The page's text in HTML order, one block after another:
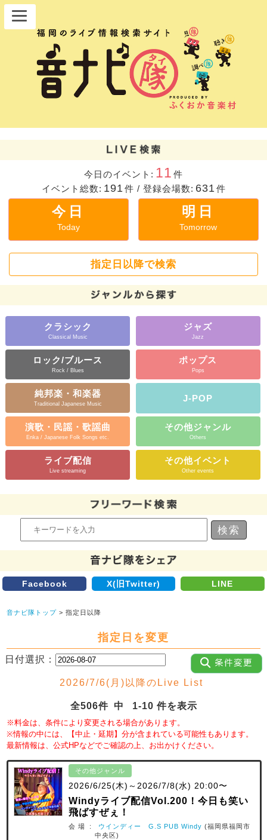
今日のイベント: 11 件
イベント総数: 191 件 / 登録会場数: 631 件
今日
Today
明日
Tomorrow
指定日以降で検索
クラシック
Classical Music
ジャズ
Jazz
ロック/ブルース
Rock / Blues
ポップス
Pops
純邦楽・和楽器
Traditional Japanese Music
J-POP
演歌・民謡・歌謡曲
Enka / Japanese Folk Songs etc.
その他ジャンル
Others
ライブ配信
Live streaming
その他イベント
Other events
Facebook X(旧Twitter) LINE
音ナビ隊トップ > 指定日以降
指定日を変更
日付選択：
2026/7/6(月)以降のLive List
全506件 中 1-10 件を表示
※料金は、条件により変更される場合があります。
※情報の中には、【中止・延期】分が含まれている可能性もあります。
最新情報は、公式HPなどでご確認の上、お出かけください。
その他ジャンル
2026/6/25(木)～2026/7/8(水) 20:00〜
Windyライブ配信Vol.200！今日も笑い
飛ばすぜぇ！
会 場 : ウインディー G.S PUB Windy (福岡県福岡市
中央区)